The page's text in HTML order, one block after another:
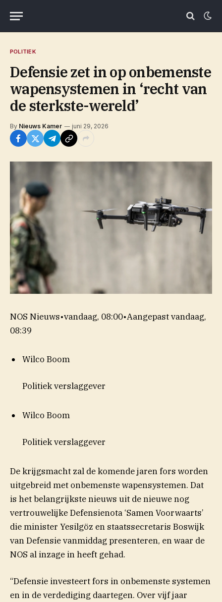
POLITIEK
Defensie zet in op onbemenste
wapensystemen in ‘recht van
de sterkste-wereld’
By Nieuws Kamer juni 29, 2026
NOS Nieuws•vandaag, 08:00•Aangepastvandaag,
08:39
Wilco Boom
Politiek verslaggever
Wilco Boom
Politiek verslaggever
De krijgsmacht zal de komende jaren fors worden
uitgebreid met onbemenste wapensystemen. Dat
is het belangrijkste nieuws uit de nieuwe nog
vertrouwelijke Defensienota ‘Samen Voorwaarts’
die minister Yesilgöz en staatssecretaris Boswijk
van Defensie vanmiddag presenteren, en waar de
NOS al inzage in heeft gehad.
“Defensie investeert fors in onbemenste systemen
en in de verdediging daartegen. Over vijf jaar